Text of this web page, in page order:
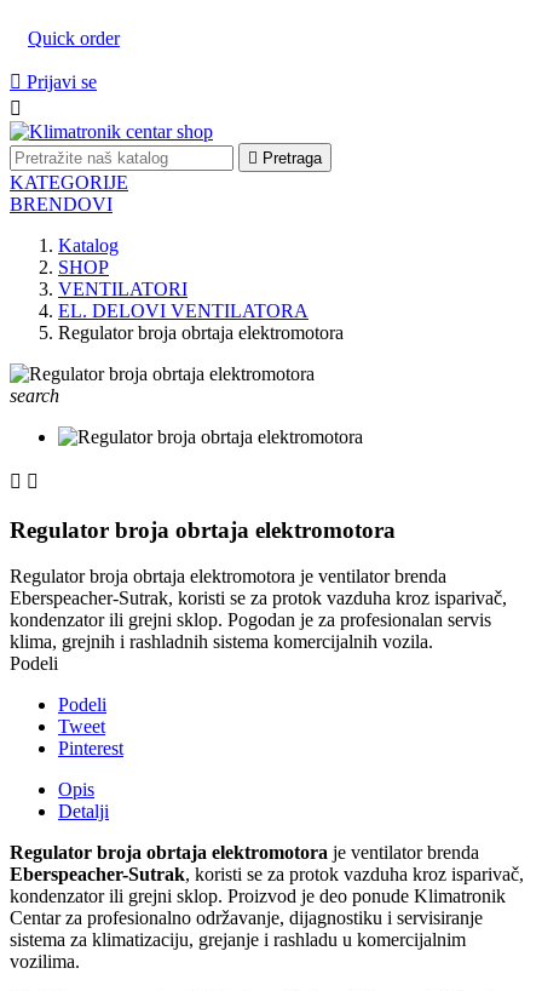
Quick order
 Prijavi se

 Pretraga
KATEGORIJE
BRENDOVI
Katalog
SHOP
VENTILATORI
EL. DELOVI VENTILATORA
Regulator broja obrtaja elektromotora
search
 
Regulator broja obrtaja elektromotora
Regulator broja obrtaja elektromotora je ventilator brenda
Eberspeacher-Sutrak, koristi se za protok vazduha kroz isparivač,
kondenzator ili grejni sklop. Pogodan je za profesionalan servis
klima, grejnih i rashladnih sistema komercijalnih vozila.
Podeli
Podeli
Tweet
Pinterest
Opis
Detalji
Regulator broja obrtaja elektromotora je ventilator brenda
Eberspeacher-Sutrak, koristi se za protok vazduha kroz isparivač,
kondenzator ili grejni sklop. Proizvod je deo ponude Klimatronik
Centar za profesionalno održavanje, dijagnostiku i servisiranje
sistema za klimatizaciju, grejanje i rashladu u komercijalnim
vozilima.